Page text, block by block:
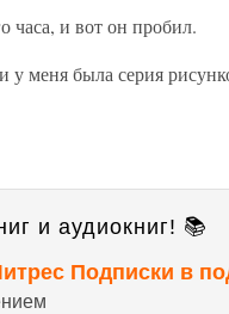
часа, и вот он пробил.
у меня была серия
и аудиокниг! 📚
Подписки в